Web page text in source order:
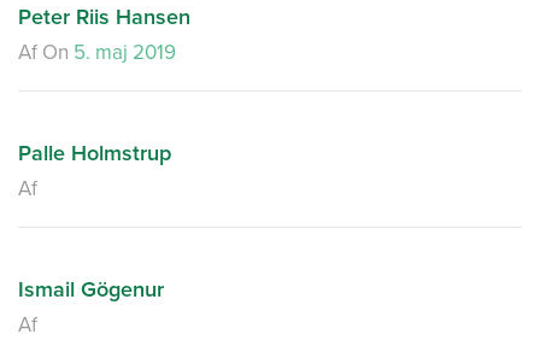
Peter Riis Hansen
Af On 5. maj 2019
Palle Holmstrup
Af
Ismail Gögenur
Af